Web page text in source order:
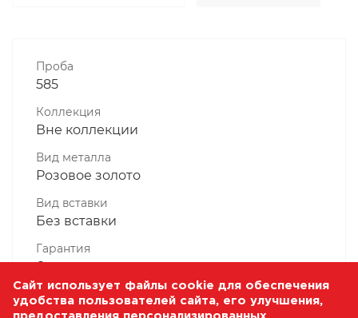
Проба
585
Коллекция
Вне коллекции
Вид металла
Розовое золото
Вид вставки
Без вставки
Гарантия
6 месяцев
Комплектность, шт
1 Штука
Сайт использует файлы cookie для обеспечения
удобства пользователей сайта, его улучшения,